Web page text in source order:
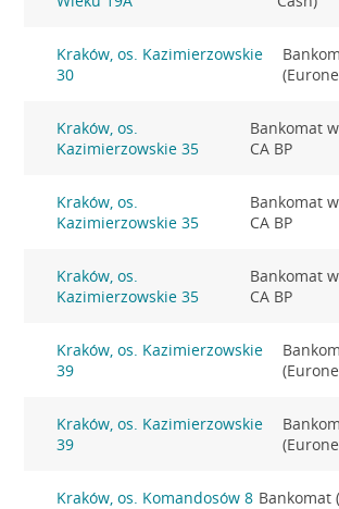
Kraków, os. Kazimierzowskie
30
Kraków, os.
Kazimierzowskie 35
Bankomat
CA BP
Kraków, os.
Kazimierzowskie 35
Bankomat
CA BP
Kraków, os.
Kazimierzowskie 35
Bankomat
CA BP
Kraków, os. Kazimierzowskie
39
Kraków, os. Kazimierzowskie
39
Kraków, os. Komandosów 8 Bankomat